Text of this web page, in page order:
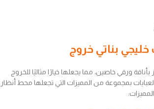
بناتي خروج
بأناقة ورقي خاصين، مما يجعلها خيارًا مثاليًا للخروج
بمجموعة من المميزات التي تجعلها محط أنظار